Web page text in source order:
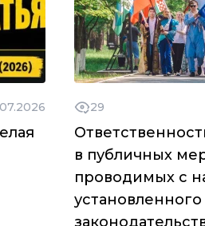
29
в публичных
проводимых с
установленного